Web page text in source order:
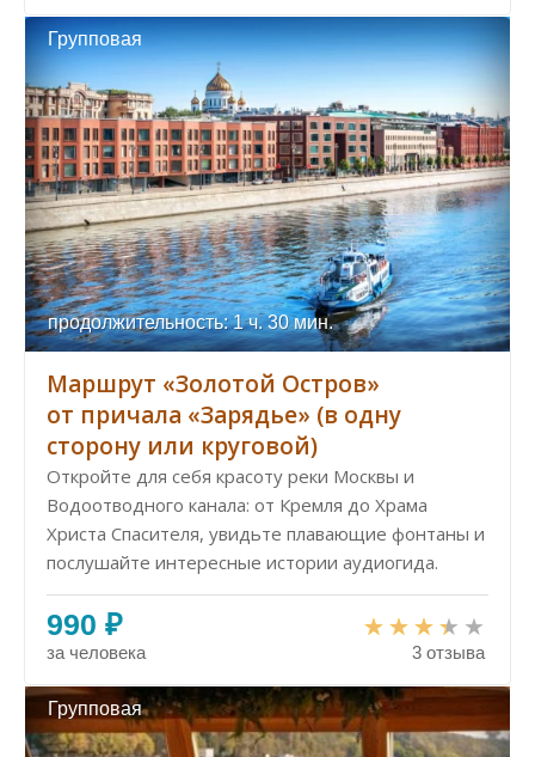
Групповая
продолжительность: 1 ч. 30 мин.
Маршрут «Золотой Остров»
от причала «Зарядье» (в одну
сторону или круговой)
Откройте для себя красоту реки Москвы и
Водоотводного канала: от Кремля до Храма
Христа Спасителя, увидьте плавающие фонтаны и
послушайте интересные истории аудиогида.
990 ₽
за человека 3 отзыва
Групповая